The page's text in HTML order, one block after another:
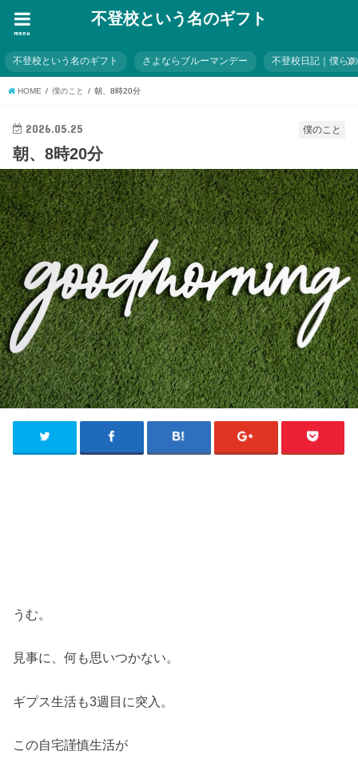
不登校という名のギフト
menu
不登校という名のギフト さよならブルーマンデー 不登校日記｜僕ら
HOME 僕のこと 朝、8時20分
僕のこと
2026.05.25
朝、8時20分
うむ。
見事に、何も思いつかない。
ギプス生活も3週目に突入。
この自宅謹慎生活が